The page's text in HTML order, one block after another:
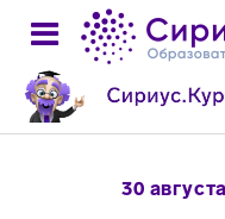
30